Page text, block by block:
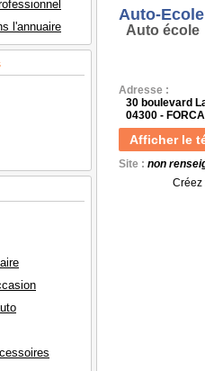
l'annuaire
Auto-
Auto école
Adresse :
30 boulevard
04300 -
Afficher le
Site : non
Créez